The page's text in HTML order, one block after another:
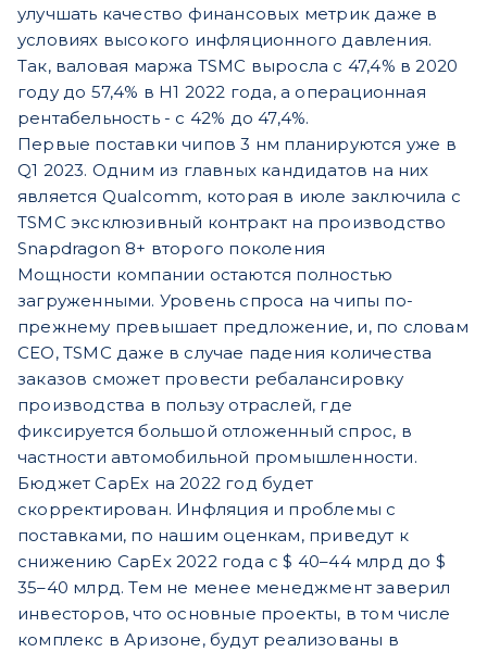
улучшать качество финансовых метрик даже в
условиях высокого инфляционного давления.
Так, валовая маржа TSMC выросла с 47,4% в 2020
году до 57,4% в H1 2022 года, а операционная
рентабельность - с 42% до 47,4%.
Первые поставки чипов 3 нм планируются уже в
Q1 2023. Одним из главных кандидатов на них
является Qualcomm, которая в июле заключила с
TSMC эксклюзивный контракт на производство
Snapdragon 8+ второго поколения
Мощности компании остаются полностью
загруженными. Уровень спроса на чипы по-
прежнему превышает предложение, и, по словам
CEO, TSMC даже в случае падения количества
заказов сможет провести ребалансировку
производства в пользу отраслей, где
фиксируется большой отложенный спрос, в
частности автомобильной промышленности.
Бюджет CapEx на 2022 год будет
скорректирован. Инфляция и проблемы с
поставками, по нашим оценкам, приведут к
снижению CapEx 2022 года с $ 40–44 млрд до $
35–40 млрд. Тем не менее менеджмент заверил
инвесторов, что основные проекты, в том числе
комплекс в Аризоне, будут реализованы в